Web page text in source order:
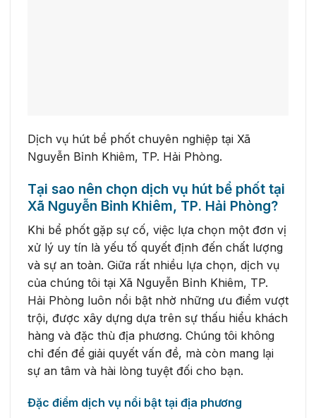
Dịch vụ hút bể phốt chuyên nghiệp tại Xã
Nguyễn Bỉnh Khiêm, TP. Hải Phòng.
Tại sao nên chọn dịch vụ hút bể phốt tại
Xã Nguyễn Bỉnh Khiêm, TP. Hải Phòng?
Khi bể phốt gặp sự cố, việc lựa chọn một đơn vị
xử lý uy tín là yếu tố quyết định đến chất lượng
và sự an toàn. Giữa rất nhiều lựa chọn, dịch vụ
của chúng tôi tại Xã Nguyễn Bỉnh Khiêm, TP.
Hải Phòng luôn nổi bật nhờ những ưu điểm vượt
trội, được xây dựng dựa trên sự thấu hiểu khách
hàng và đặc thù địa phương. Chúng tôi không
chỉ đến để giải quyết vấn đề, mà còn mang lại
sự an tâm và hài lòng tuyệt đối cho bạn.
Đặc điểm dịch vụ nổi bật tại địa phương